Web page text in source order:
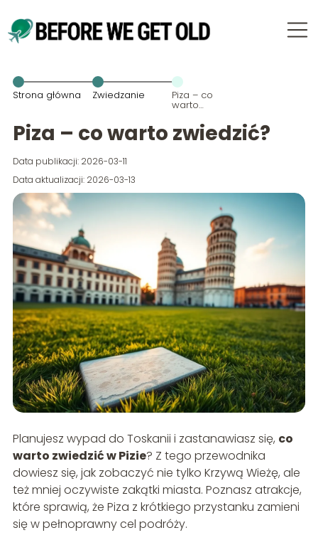
Strona główna Zwiedzanie Piza – co
warto
Piza – co warto zwiedzić?
Data publikacji: 2026-03-11
Data aktualizacji: 2026-03-13
Planujesz wypad do Toskanii i zastanawiasz się, co
warto zwiedzić w Pizie? Z tego przewodnika
dowiesz się, jak zobaczyć nie tylko Krzywą Wieżę, ale
też mniej oczywiste zakątki miasta. Poznasz atrakcje,
które sprawią, że Piza z krótkiego przystanku zamieni
się w pełnoprawny cel podróży.